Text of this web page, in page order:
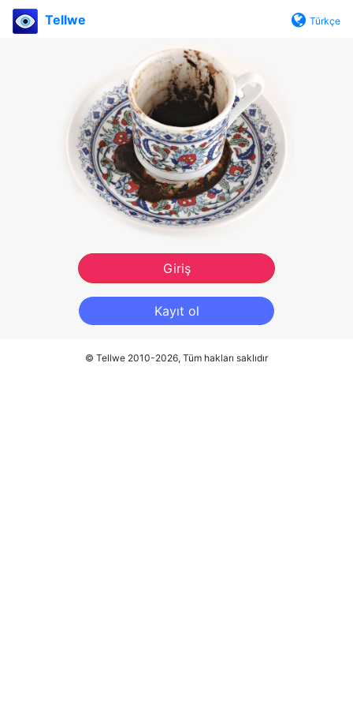
Tellwe Türkçe
Giriş
Kayıt ol
© Tellwe 2010-2026, Tüm hakları saklıdır